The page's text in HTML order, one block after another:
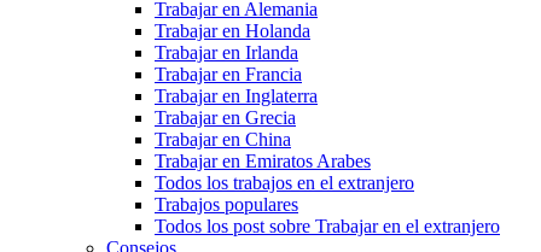
Trabajar en Alemania
Trabajar en Holanda
Trabajar en Irlanda
Trabajar en Francia
Trabajar en Inglaterra
Trabajar en Grecia
Trabajar en China
Trabajar en Emiratos Arabes
Todos los trabajos en el extranjero
Trabajos populares
Todos los post sobre Trabajar en el extranjero
Consejos